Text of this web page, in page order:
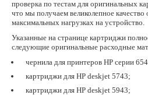
проверка по тестам для оригинальных
что мы получаем великолепное
максимальных нагрузках на устройство.
Указанные на странице картриджи
следующие оригинальные расходные
чернила для принтеров НР серии
картриджи для HP deskjet 5743;
картриджи для HP deskjet 5943;